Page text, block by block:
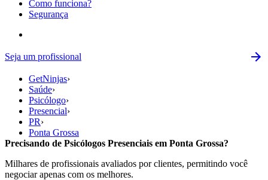
Como funciona?
Segurança
Seja um profissional
GetNinjas›
Saúde›
Psicólogo›
Presencial›
PR›
Ponta Grossa
Precisando de Psicólogos Presenciais em Ponta Grossa?
Milhares de profissionais avaliados por clientes, permitindo você
negociar apenas com os melhores.